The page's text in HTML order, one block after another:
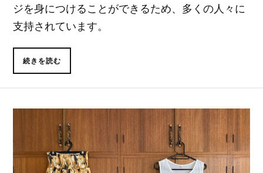
ジを身につけることができるため、多くの人々に
支持されています。
続きを読む